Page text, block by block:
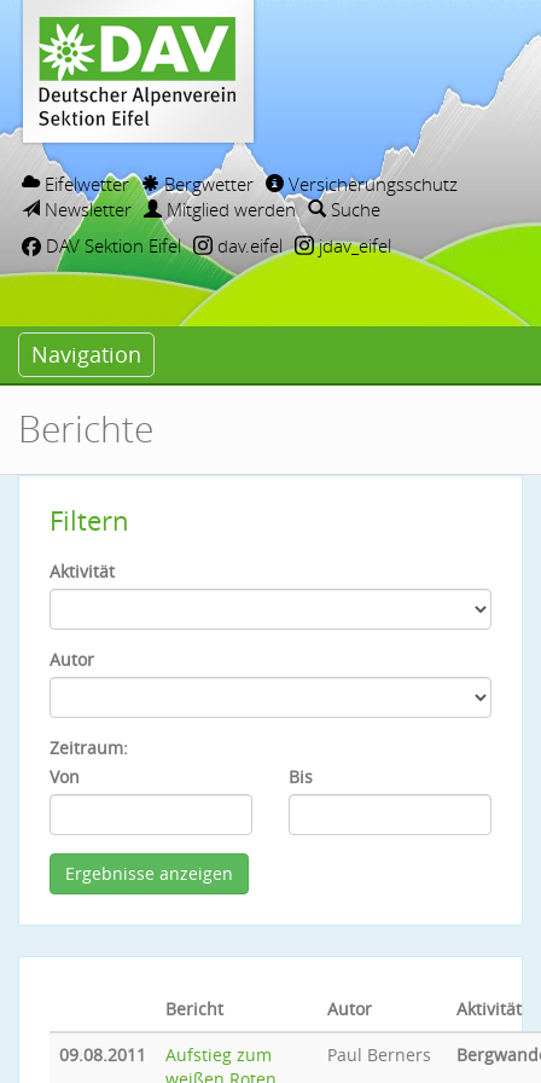
Eifelwetter Bergwetter
Versicherungsschutz
Newsletter
Mitglied werden
Suche
DAV Sektion Eifel
dav.eifel jdav_eifel
Navigation
Berichte
Filtern
Aktivität
Autor
Zeitraum:
Von
Bis
Bericht Autor
Aktivität
09.08.2011
Aufstieg zum
Paul Berners